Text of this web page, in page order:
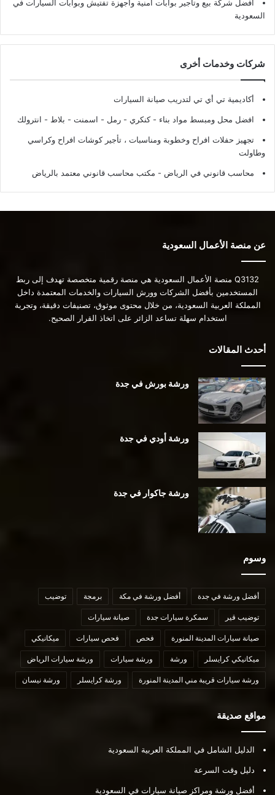
افضل شركة بيع وتأجير بوابات أمنية وأجهزة تفتيش وبوابات السيارات في
السعودية
شركات وخدمات أخرى
أكاديمية تي أي تي لتدريب صيانة السيارات
افضل محل ومبسط مواد بناء - كنكري - رمل - اسمنت - بلاط - انترولك
تجهيز حفلات افراح وخطوبة ومناسبات ، تأجير كوشات افراح وكراسي
وطاولت
محاسب قانوني في الرياض - مكتب محاسب قانوني معتمد بالرياض
عن منصة الأعمال السعودية
Q3132 منصة الأعمال السعودية هي منصة رقمية متخصصة تهدف إلى ربط
المستخدمين بأفضل الشركات وورش السيارات والخدمات المعتمدة داخل
المملكة العربية السعودية، من خلال محتوى موثوق، تصنيفات دقيقة، وتجربة
استخدام سهلة تساعد الزائر على اتخاذ القرار الصحيح.
أحدث المقالات
ورشة بورش في جدة
ورشة أودي في جدة
ورشة جاكوار في جدة
وسوم
أفضل ورشة في جدة أفضل ورشة في مكة برمجة توضيب
توضيب قير سمكرة سيارات جدة صيانة سيارات
صيانة سيارات المدينة المنورة فحص فحص سيارات ميكانيكي
ميكانيكي كرايسلر ورشة ورشة سيارات ورشة سيارات الرياض
ورشة سيارات قريبة مني المدينة المنورة ورشة كرايسلر ورشة نيسان
مواقع صديقة
الدليل الشامل في المملكة العربية السعودية
دليل وقت السرعة
أفضل ورشة ومراكز صيانة سيارات في السعودية